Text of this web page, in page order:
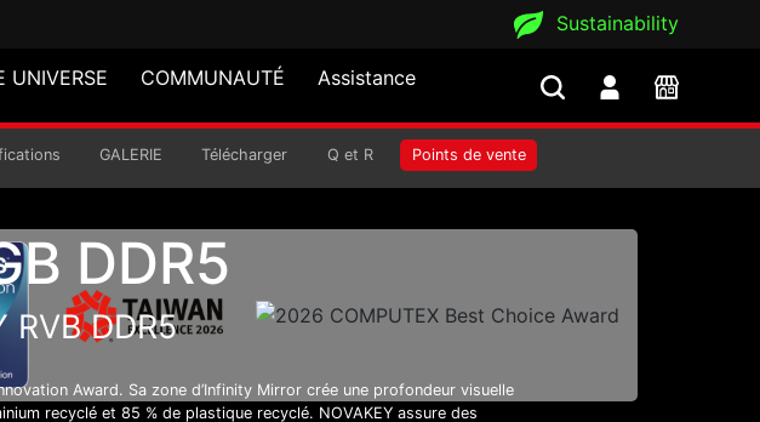
Sustainability
UNIVERSE COMMUNAUTÉ Assistance
GALERIE Télécharger Q et R Points de vente
DDR5
RVB DDR5
Award. Sa zone d’Infinity Mirror crée une profondeur visuelle
recyclé et 85 % de plastique recyclé. NOVAKEY assure des